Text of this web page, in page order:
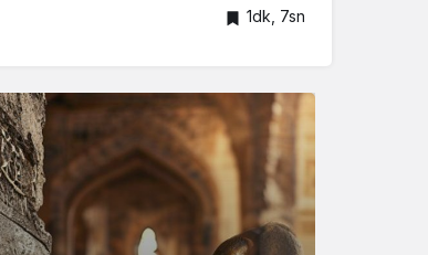
1dk, 7sn